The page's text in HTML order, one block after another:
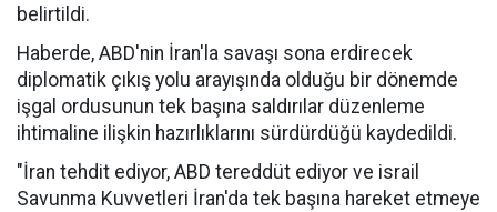
belirtildi.
Haberde, ABD'nin İran'la savaşı sona erdirecek
diplomatik çıkış yolu arayışında olduğu bir dönemde
işgal ordusunun tek başına saldırılar düzenleme
ihtimaline ilişkin hazırlıklarını sürdürdüğü kaydedildi.
"İran tehdit ediyor, ABD tereddüt ediyor ve israil
Savunma Kuvvetleri İran'da tek başına hareket etmeye